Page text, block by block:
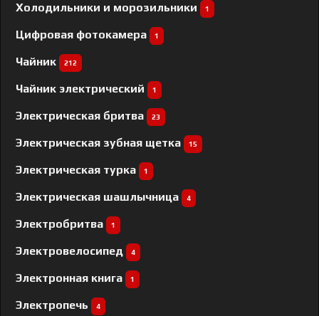
Холодильники и морозильники 1
Цифровая фотокамера 1
Чайник 212
Чайник электрический 1
Электрическая бритва 23
Электрическая зубная щетка 15
Электрическая турка 1
Электрическая шашлычница 4
Электробритва 1
Электровелосипед 4
Электронная книга 1
Электропечь 4